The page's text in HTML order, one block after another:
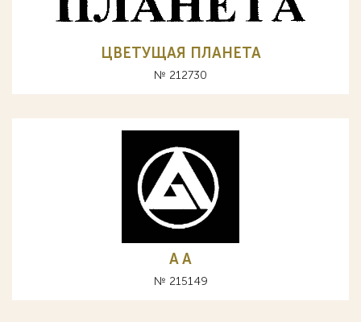
ЦВЕТУЩАЯ ПЛАНЕТА
№ 212730
A А
№ 215149